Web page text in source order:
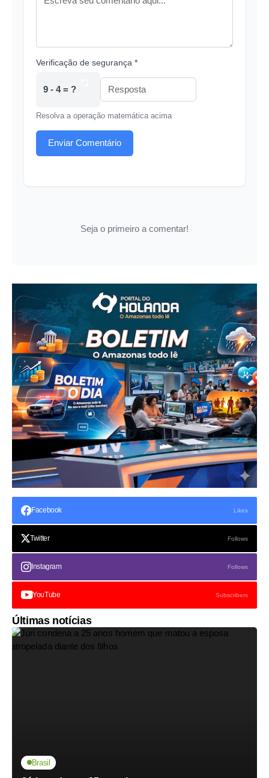
Verificação de segurança *
9 - 4 = ?
Resolva a operação matemática acima
Enviar Comentário
Seja o primeiro a comentar!
Facebook Likes
Twitter Follows
Instagram Follows
YouTube Subscribers
Últimas notícias
Brasil